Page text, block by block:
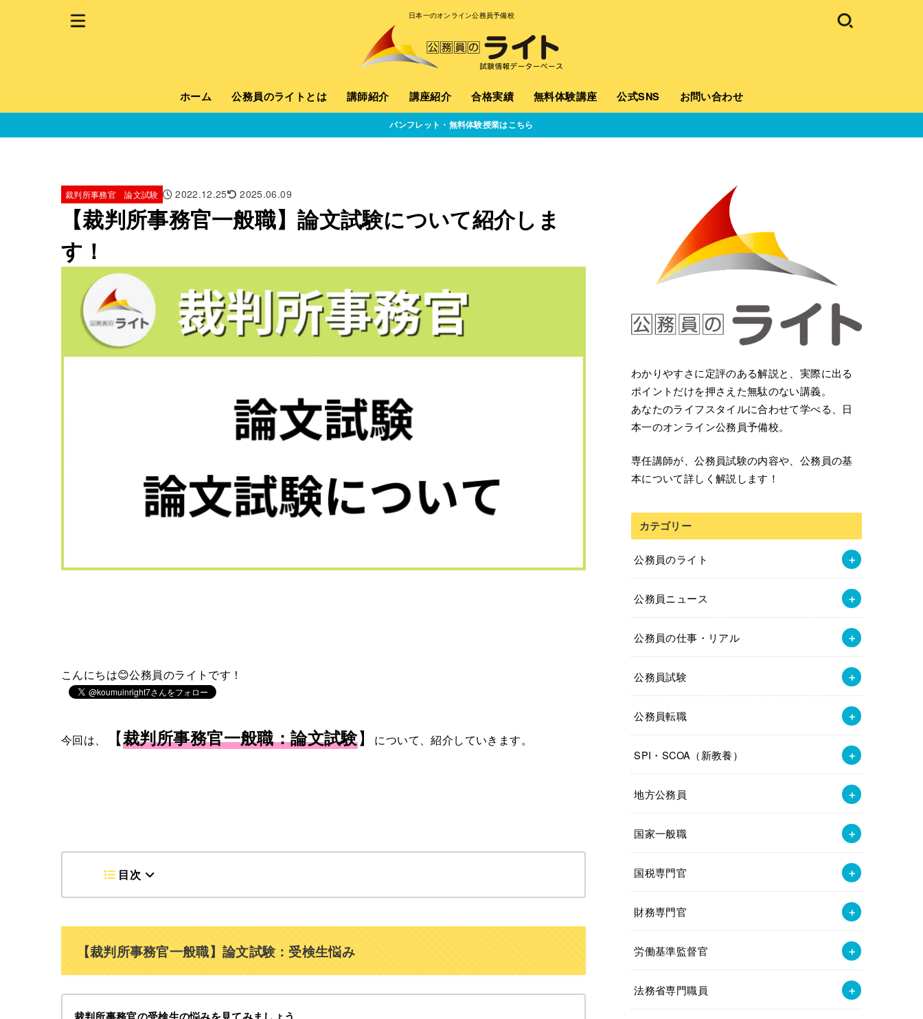
日本一のオンライン公務員予備校
ホーム 公務員のライトとは 講師紹介 講座紹介 合格実績 無料体験講座 公式SNS お問い合わせ
パンフレット・無料体験授業はこちら
裁判所事務官 論文試験 2022.12.25 2025.06.09
【裁判所事務官一般職】論文試験について紹介しま
す！
こんにちは😊公務員のライトです！
今回は、 【裁判所事務官一般職：論文試験】 について、紹介していきます。
目次
【裁判所事務官一般職】論文試験：受検生悩み
わかりやすさに定評のある解説と、実際に出る
ポイントだけを押さえた無駄のない講義。
あなたのライフスタイルに合わせて学べる、日
本一のオンライン公務員予備校。
専任講師が、公務員試験の内容や、公務員の基
本について詳しく解説します！
カテゴリー
公務員のライト
公務員ニュース
公務員の仕事・リアル
公務員試験
公務員転職
SPI・SCOA（新教養）
地方公務員
国家一般職
国税専門官
財務専門官
労働基準監督官
法務省専門職員